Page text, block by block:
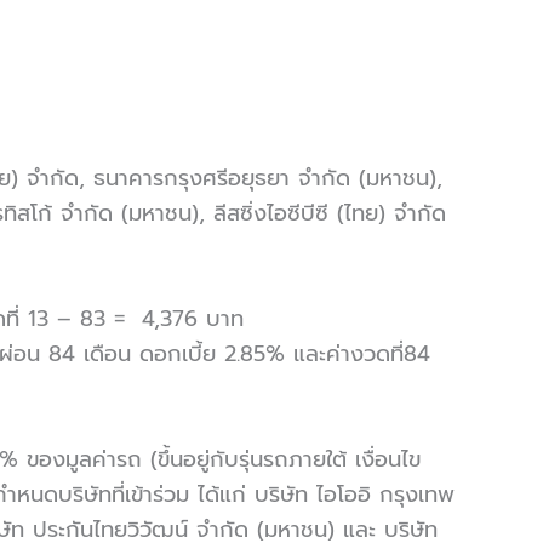
จำกัด, ธนาคารกรุงศรีอยุธยา จำกัด (มหาชน),
สโก้ จำกัด (มหาชน), ลีสซิ่งไอซีบีซี (ไทย) จำกัด
ที่ 13 – 83 = 4,376 บาท
น 84 เดือน ดอกเบี้ย 2.85% และค่างวดที่84
ของมูลค่ารถ (ขึ้นอยู่กับรุ่นรถภายใต้ เงื่อนไข
หนดบริษัทที่เข้าร่วม ได้แก่ บริษัท ไอโออิ กรุงเทพ
ประกันไทยวิวัฒน์ จำกัด (มหาชน) และ บริษัท